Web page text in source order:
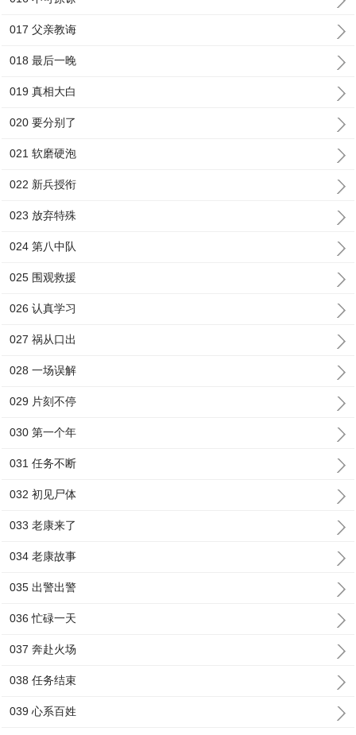
017 父亲教诲
018 最后一晚
019 真相大白
020 要分别了
021 软磨硬泡
022 新兵授衔
023 放弃特殊
024 第八中队
025 围观救援
026 认真学习
027 祸从口出
028 一场误解
029 片刻不停
030 第一个年
031 任务不断
032 初见尸体
033 老康来了
034 老康故事
035 出警出警
036 忙碌一天
037 奔赴火场
038 任务结束
039 心系百姓